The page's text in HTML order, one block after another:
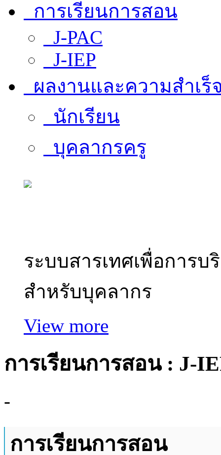
การเรียนการสอน
J-PAC
J-IEP
ผลงานและความสำเร็
นักเรียน
บุคลากรครู
ระบบสารเทศเพื่อการบ
สำหรับบุคลากร
View more
การเรียนการสอน : J-
-
การเรียนการสอน